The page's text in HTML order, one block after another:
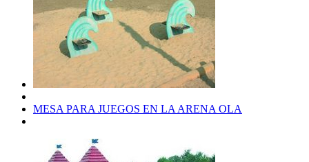
MESA PARA JUEGOS EN LA ARENA OLA